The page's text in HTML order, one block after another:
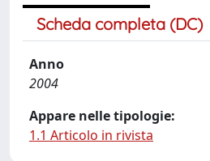
Scheda completa (DC)
Anno
2004
Appare nelle tipologie:
1.1 Articolo in rivista